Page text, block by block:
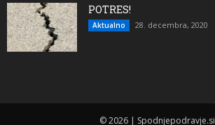
POTRES!
Aktualno 28. decembra, 2020
© 2026 | Spodnjepodravje.si